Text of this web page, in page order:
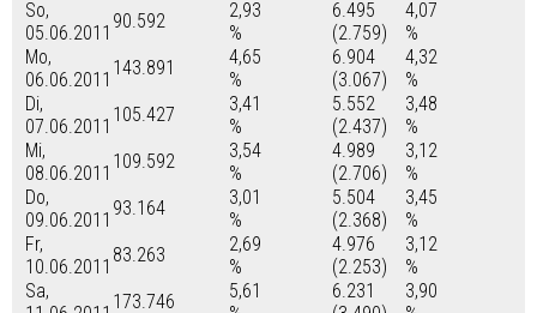
So,
05.06.2011
90.592
2,93
%
6.495
(2.759)
4,07
%
Mo,
06.06.2011
143.891
4,65
%
6.904
(3.067)
4,32
%
Di,
07.06.2011
105.427
3,41
%
5.552
(2.437)
3,48
%
Mi,
08.06.2011
109.592
3,54
%
4.989
(2.706)
3,12
%
Do,
09.06.2011
93.164
3,01
%
5.504
(2.368)
3,45
%
Fr,
10.06.2011
83.263
2,69
%
4.976
(2.253)
3,12
%
Sa,
173.746
5,61
6.231
3,90